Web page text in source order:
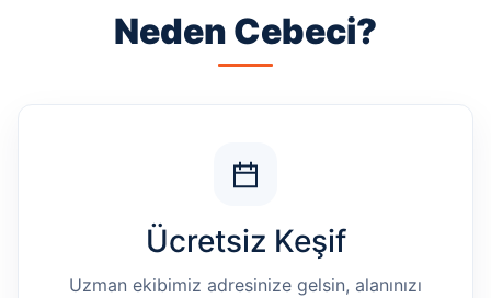
Neden Cebeci?
Ücretsiz Keşif
Uzman ekibimiz adresinize gelsin, alanınızı